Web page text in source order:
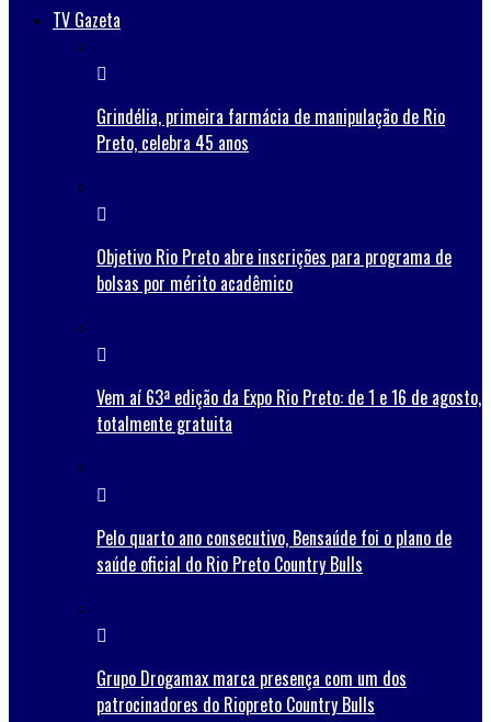
TV Gazeta
Grindélia, primeira farmácia de manipulação de Rio
Preto, celebra 45 anos
Objetivo Rio Preto abre inscrições para programa de
bolsas por mérito acadêmico
Vem aí 63ª edição da Expo Rio Preto: de 1 e 16 de agosto,
totalmente gratuita
Pelo quarto ano consecutivo, Bensaúde foi o plano de
saúde oficial do Rio Preto Country Bulls
Grupo Drogamax marca presença com um dos
patrocinadores do Riopreto Country Bulls